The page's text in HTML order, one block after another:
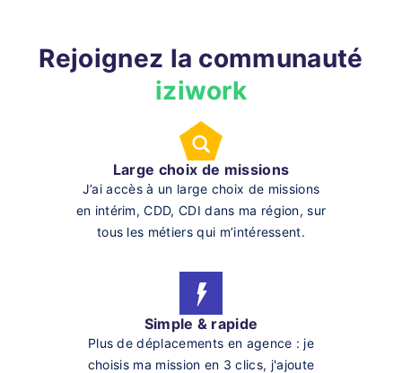
Rejoignez la communauté
iziwork
Large choix de missions
J’ai accès à un large choix de missions
en intérim, CDD, CDI dans ma région, sur
tous les métiers qui m’intéressent.
Simple & rapide
Plus de déplacements en agence : je
choisis ma mission en 3 clics, j'ajoute